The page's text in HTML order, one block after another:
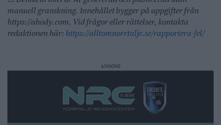
manuell granskning. Innehållet bygger på uppgifter från
https://ahody.com. Vid frågor eller rättelser, kontakta
redaktionen här: https://alltomnorrtalje.se/rapportera-fel/
ANNONS